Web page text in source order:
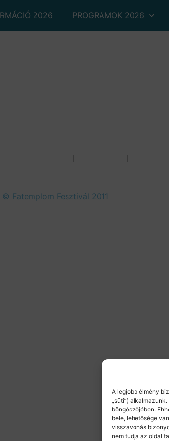
A legjobb élmény
„süti”)
böngészőjében.
bele, lehetősége
visszavonás
nem tudja az oldal
2026 PROGRAMOK 2026
© Fatemplom Fesztivál 2011